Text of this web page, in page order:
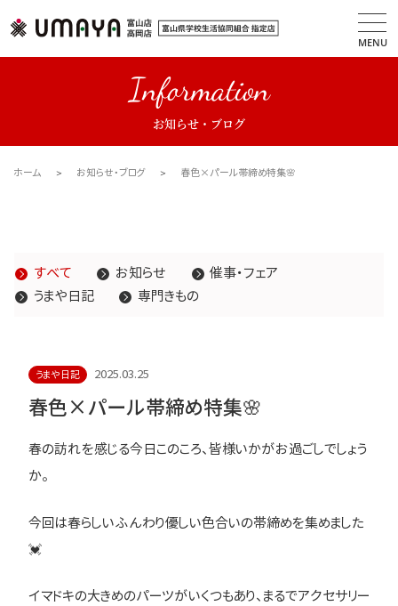
MENU
Information
お知らせ・ブログ
ホーム お知らせ・ブログ 春色×パール帯締め特集🌸
すべて お知らせ
催事・フェア
うまや日記
専門きもの
うまや日記 2025.03.25
春色×パール帯締め特集🌸
春の訪れを感じる今日このころ、皆様いかがお過ごしでしょう
か。
今回は春らしいふんわり優しい色合いの帯締めを集めました
💓
イマドキの大きめのパーツがいくつもあり、まるでアクセサリー